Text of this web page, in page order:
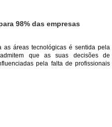
98% das empresas
as áreas tecnológicas é sentida pela
que as suas decisões de
pela falta de profissionais